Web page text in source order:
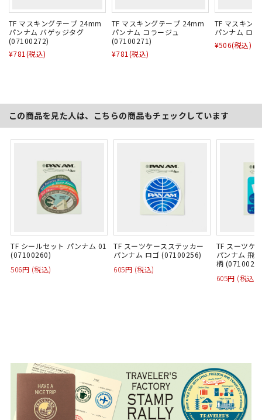
TF マスキングテープ 24mm
パンナム バゲッジタグ
(07100272)
¥781 (税込)
TF マスキングテープ 24mm
パンナム コラージュ
(07100271)
¥781 (税込)
TF マスキン
パンナム ロ
¥506(税込)
この商品を見た人は、こちらの商品もチェックしています
TF シールセット パンナム 01
(07100260)
506円 (税込)
TF スーツケースステッカー
パンナム ロゴ (07100256)
605円 (税込)
TF スーツケ
パンナム 飛
柄
605円 (税込)